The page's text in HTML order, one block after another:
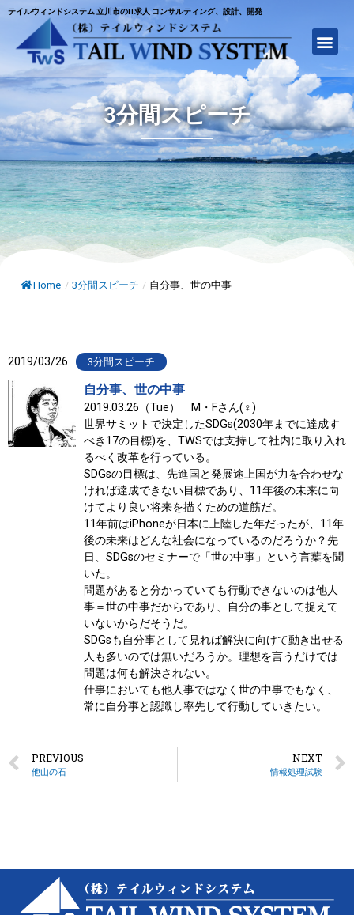
テイルウィンドシステム 立川市のIT求人 コンサルティング、設計、開発
3分間スピーチ
Home / 3分間スピーチ / 自分事、世の中事
2019/03/26 3分間スピーチ
自分事、世の中事
2019.03.26（Tue） M・Fさん(♀)
世界サミットで決定したSDGs(2030年までに達成す
べき17の目標)を、TWSでは支持して社内に取り入れ
るべく改革を行っている。
SDGsの目標は、先進国と発展途上国が力を合わせな
ければ達成できない目標であり、11年後の未来に向
けてより良い将来を描くための道筋だ。
11年前はiPhoneが日本に上陸した年だったが、11年
後の未来はどんな社会になっているのだろうか？先
日、SDGsのセミナーで「世の中事」という言葉を聞
いた。
問題があると分かっていても行動できないのは他人
事＝世の中事だからであり、自分の事として捉えて
いないからだそうだ。
SDGsも自分事として見れば解決に向けて動き出せる
人も多いのでは無いだろうか。理想を言うだけでは
問題は何も解決されない。
仕事においても他人事ではなく世の中事でもなく、
常に自分事と認識し率先して行動していきたい。
PREVIOUS
他山の石
NEXT
情報処理試験